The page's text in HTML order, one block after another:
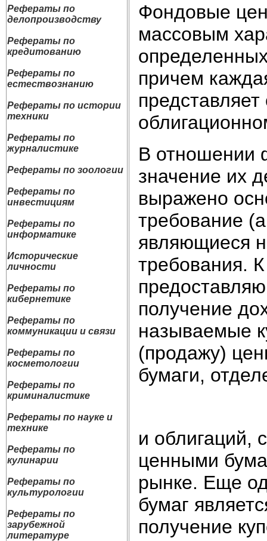
Рефераты по
делопроизводству
Рефераты по
кредитованию
Рефераты по
естествознанию
Рефераты по истории
техники
Рефераты по
журналистике
Рефераты по зоологии
Рефераты по
инвестициям
Рефераты по
информатике
Исторические
личности
Рефераты по
кибернетике
Рефераты по
коммуникации и связи
Рефераты по
косметологии
Рефераты по
криминалистике
Рефераты по науке и
технике
Рефераты по
кулинарии
Рефераты по
культурологии
Рефераты по
зарубежной
литературе
Фондовые
массовым
причем
В отношении
значение их
выражено
требование
являющиеся
требования.
получение
называемые
(продажу)
бумаги,
и облигаций,
ценными
рынке. Еще
бумаг
получение